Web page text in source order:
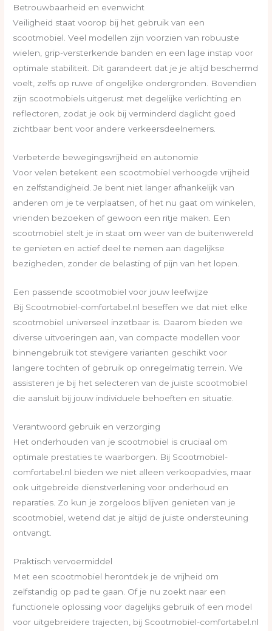
Betrouwbaarheid en evenwicht
Veiligheid staat voorop bij het gebruik van een
scootmobiel. Veel modellen zijn voorzien van robuuste
wielen, grip-versterkende banden en een lage instap voor
optimale stabiliteit. Dit garandeert dat je je altijd beschermd
voelt, zelfs op ruwe of ongelijke ondergronden. Bovendien
zijn scootmobiels uitgerust met degelijke verlichting en
reflectoren, zodat je ook bij verminderd daglicht goed
zichtbaar bent voor andere verkeersdeelnemers.
Verbeterde bewegingsvrijheid en autonomie
Voor velen betekent een scootmobiel verhoogde vrijheid
en zelfstandigheid. Je bent niet langer afhankelijk van
anderen om je te verplaatsen, of het nu gaat om winkelen,
vrienden bezoeken of gewoon een ritje maken. Een
scootmobiel stelt je in staat om weer van de buitenwereld
te genieten en actief deel te nemen aan dagelijkse
bezigheden, zonder de belasting of pijn van het lopen.
Een passende scootmobiel voor jouw leefwijze
Bij Scootmobiel-comfortabel.nl beseffen we dat niet elke
scootmobiel universeel inzetbaar is. Daarom bieden we
diverse uitvoeringen aan, van compacte modellen voor
binnengebruik tot stevigere varianten geschikt voor
langere tochten of gebruik op onregelmatig terrein. We
assisteren je bij het selecteren van de juiste scootmobiel
die aansluit bij jouw individuele behoeften en situatie.
Verantwoord gebruik en verzorging
Het onderhouden van je scootmobiel is cruciaal om
optimale prestaties te waarborgen. Bij Scootmobiel-
comfortabel.nl bieden we niet alleen verkoopadvies, maar
ook uitgebreide dienstverlening voor onderhoud en
reparaties. Zo kun je zorgeloos blijven genieten van je
scootmobiel, wetend dat je altijd de juiste ondersteuning
ontvangt.
Praktisch vervoermiddel
Met een scootmobiel herontdek je de vrijheid om
zelfstandig op pad te gaan. Of je nu zoekt naar een
functionele oplossing voor dagelijks gebruik of een model
voor uitgebreidere trajecten, bij Scootmobiel-comfortabel.nl